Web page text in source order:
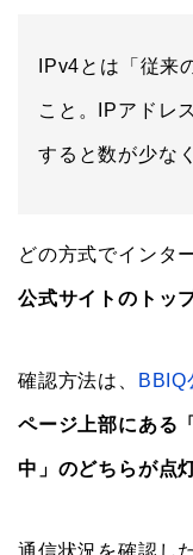
IPv4とは「従来
こと。IPアドレ
すると数が少な
どの方式でインタ
公式サイトのトッ
確認方法は、 BBIQ
ページ上部にある
中」のどちらが点